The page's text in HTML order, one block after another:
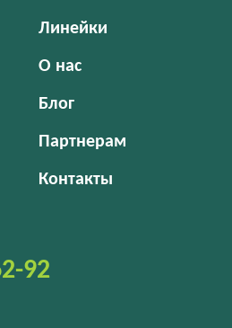
92
Линейки
О нас
Блог
Партнерам
Контакты